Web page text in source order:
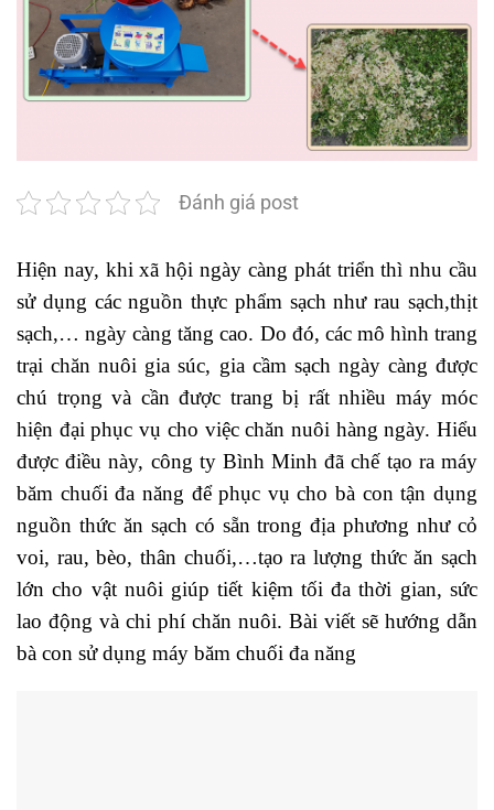
Đánh giá post
Hiện nay, khi xã hội ngày càng phát triển thì nhu cầu
sử dụng các nguồn thực phẩm sạch như rau sạch,thịt
sạch,… ngày càng tăng cao. Do đó, các mô hình trang
trại chăn nuôi gia súc, gia cầm sạch ngày càng được
chú trọng và cần được trang bị rất nhiều máy móc
hiện đại phục vụ cho việc chăn nuôi hàng ngày. Hiểu
được điều này, công ty Bình Minh đã chế tạo ra máy
băm chuối đa năng để phục vụ cho bà con tận dụng
nguồn thức ăn sạch có sẵn trong địa phương như cỏ
voi, rau, bèo, thân chuối,…tạo ra lượng thức ăn sạch
lớn cho vật nuôi giúp tiết kiệm tối đa thời gian, sức
lao động và chi phí chăn nuôi. Bài viết sẽ hướng dẫn
bà con sử dụng máy băm chuối đa năng